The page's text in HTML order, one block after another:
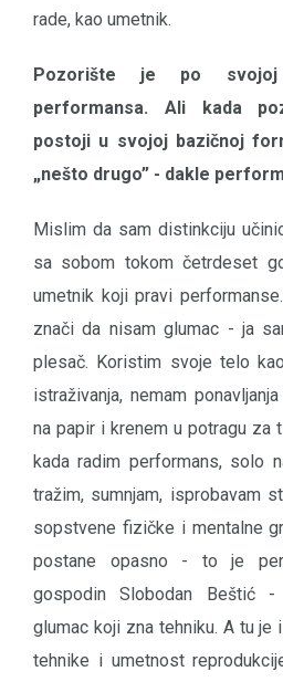
rade, kao umetnik.
Pozorište je po svojoj
performansa. Ali kada
postoji u svojoj bazičnoj
„nešto drugo” - dakle
Mislim da sam distinkciju
sa sobom tokom četrdeset
umetnik koji pravi
znači da nisam glumac - ja
plesač. Koristim svoje telo
istraživanja, nemam
na papir i krenem u potragu za
kada radim performans, solo
tražim, sumnjam, isprobavam
sopstvene fizičke i mentalne
postane opasno - to je
gospodin Slobodan Beštić
glumac koji zna tehniku. A tu je
tehnike i umetnost